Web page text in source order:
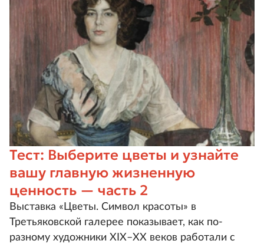
Тест: Выберите цветы и узнайте
вашу главную жизненную
ценность — часть 2
Выставка «Цветы. Символ красоты» в
Третьяковской галерее показывает, как по-
разному художники XIX–XX веков работали с